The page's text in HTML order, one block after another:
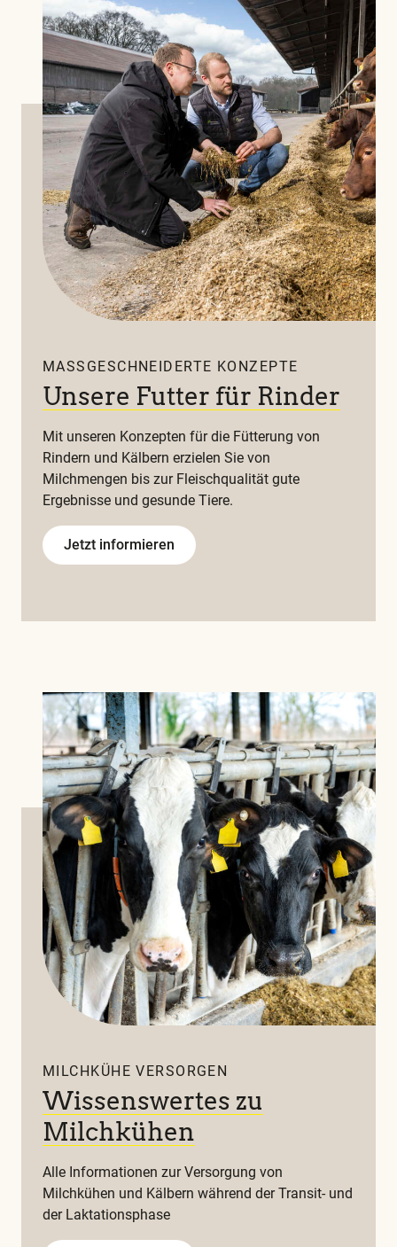
MASSGESCHNEIDERTE KONZEPTE
Unsere Futter für Rinder
Mit unseren Konzepten für die Fütterung von
Rindern und Kälbern erzielen Sie von
Milchmengen bis zur Fleischqualität gute
Ergebnisse und gesunde Tiere.
Jetzt informieren
MILCHKÜHE VERSORGEN
Wissenswertes zu
Milchkühen
Alle Informationen zur Versorgung von
Milchkühen und Kälbern während der Transit- und
der Laktationsphase